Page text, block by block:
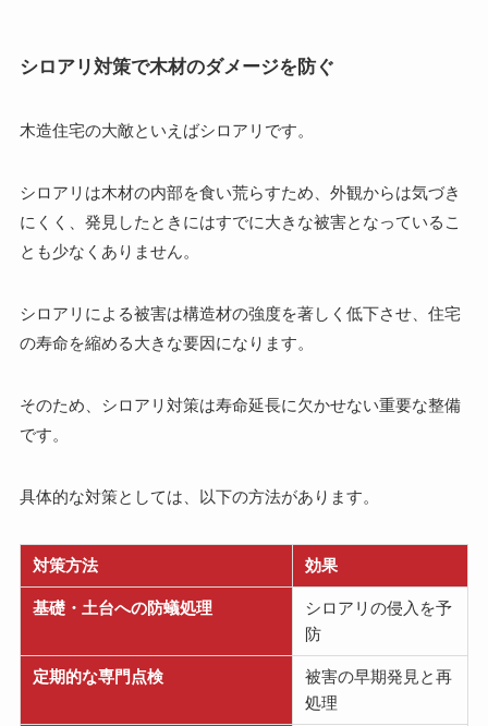
シロアリ対策で木材のダメージを防ぐ
木造住宅の大敵といえばシロアリです。
シロアリは木材の内部を食い荒らすため、外観からは気づき
にくく、発見したときにはすでに大きな被害となっているこ
とも少なくありません。
シロアリによる被害は構造材の強度を著しく低下させ、住宅
の寿命を縮める大きな要因になります。
そのため、シロアリ対策は寿命延長に欠かせない重要な整備
です。
具体的な対策としては、以下の方法があります。
対策方法 効果
基礎・土台への防蟻処理
シロアリの侵入を予
防
定期的な専門点検
被害の早期発見と再
処理